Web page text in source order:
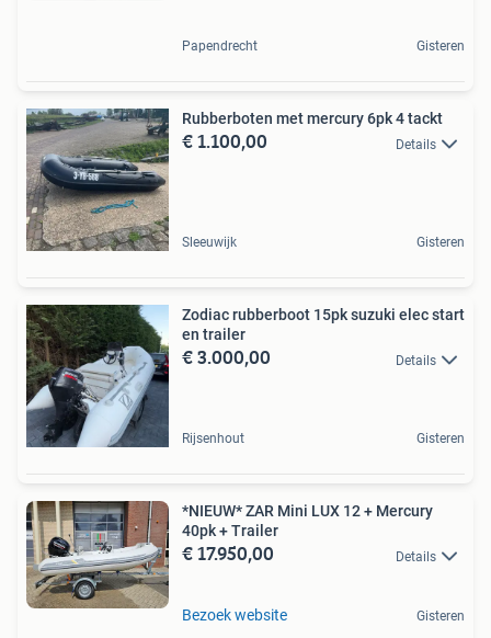
Papendrecht Gisteren
Rubberboten met mercury 6pk 4 tackt
€ 1.100,00 Details
Sleeuwijk Gisteren
Zodiac rubberboot 15pk suzuki elec start
en trailer
€ 3.000,00 Details
Rijsenhout Gisteren
*NIEUW* ZAR Mini LUX 12 + Mercury
40pk + Trailer
€ 17.950,00 Details
Bezoek website Gisteren